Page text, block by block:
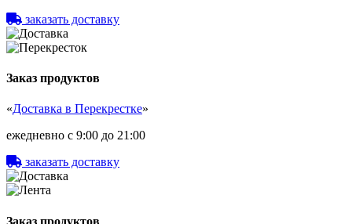
заказать доставку
Заказ продуктов
«Доставка в Перекрестке»
ежедневно с 9:00 до 21:00
заказать доставку
Заказ продуктов